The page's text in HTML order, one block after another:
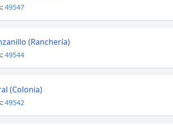
49547
(Ranchería)
49544
(Colonia)
49542